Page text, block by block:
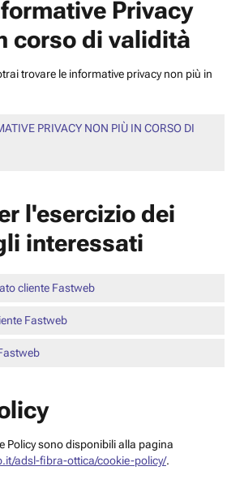
Privacy
corso di validità
trovare le informative privacy non più in
PRIVACY NON PIÙ IN CORSO DI
l'esercizio dei
interessati
cliente Fastweb
Fastweb
Policy sono disponibili alla pagina
adsl-fibra-ottica/cookie-policy/.